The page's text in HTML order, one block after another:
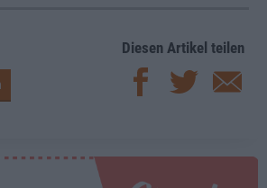
Diesen Artikel teilen